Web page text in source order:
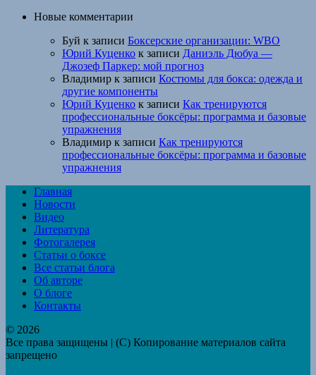
Новые комментарии
Буй к записи Боксерские организации: WBO
Юрий Куценко к записи Даниэль Дюбуа —
Джозеф Паркер: мой прогноз
Владимир к записи Костюмы для бокса: одежда и
другие компоненты
Юрий Куценко к записи Как тренируются
профессиональные боксёры: программа и базовые
упражнения
Владимир к записи Как тренируются
профессиональные боксёры: программа и базовые
упражнения
Главная
Новости
Видео
Литература
Фотогалерея
Статьи о боксе
Все статьи блога
Об авторе
О блоге
Контакты
© 2026
Все права защищены | (C) Копирование материалов сайта
запрещено